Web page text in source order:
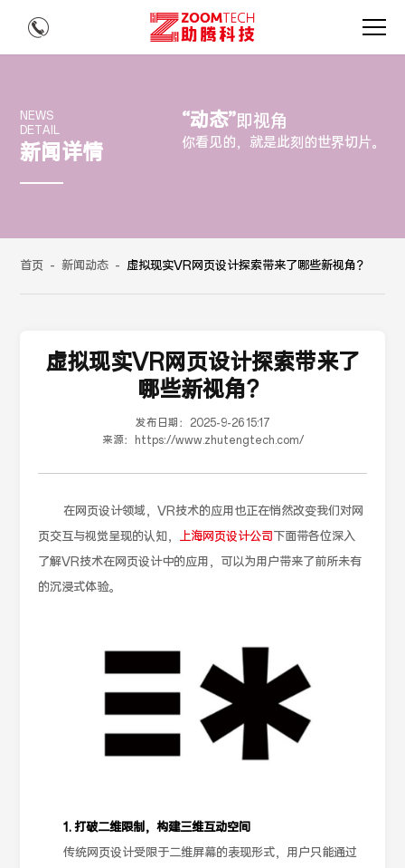
NEWS
DETAIL
新闻详情
“动态”即视角
你看见的，就是此刻的世界切片。
首页 - 新闻动态 - 虚拟现实VR网页设计探索带来了哪些新视角？
虚拟现实VR网页设计探索带来了
哪些新视角？
发布日期：
2025-9-26 15:17
来源：
https://www.zhutengtech.com/
在网页设计领域，VR技术的应用也正在悄然改变我们对网
页交互与视觉呈现的认知， 上海网页设计公司下面带各位深入
了解VR技术在网页设计中的应用，可以为用户带来了前所未有
的沉浸式体验。
1. 打破二维限制，构建三维互动空间
传统网页设计受限于二维屏幕的表现形式，用户只能通过